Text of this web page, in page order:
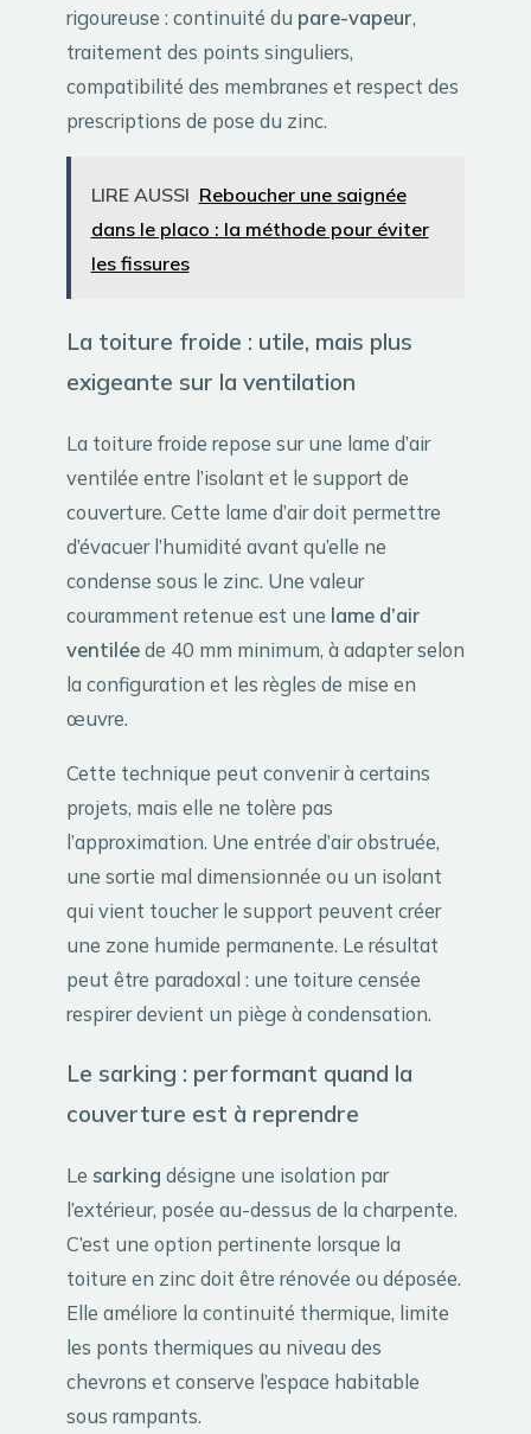
rigoureuse : continuité du pare-vapeur,
traitement des points singuliers,
compatibilité des membranes et respect des
prescriptions de pose du zinc.
LIRE AUSSI Reboucher une saignée
dans le placo : la méthode pour éviter
les fissures
La toiture froide : utile, mais plus
exigeante sur la ventilation
La toiture froide repose sur une lame d’air
ventilée entre l’isolant et le support de
couverture. Cette lame d’air doit permettre
d’évacuer l’humidité avant qu’elle ne
condense sous le zinc. Une valeur
couramment retenue est une lame d’air
ventiléede 40 mm minimum, à adapter selon
la configuration et les règles de mise en
œuvre.
Cette technique peut convenir à certains
projets, mais elle ne tolère pas
l’approximation. Une entrée d’air obstruée,
une sortie mal dimensionnée ou un isolant
qui vient toucher le support peuvent créer
une zone humide permanente. Le résultat
peut être paradoxal : une toiture censée
respirer devient un piège à condensation.
Le sarking : performant quand la
couverture est à reprendre
Le sarking désigne une isolation par
l’extérieur, posée au-dessus de la charpente.
C’est une option pertinente lorsque la
toiture en zinc doit être rénovée ou déposée.
Elle améliore la continuité thermique, limite
les ponts thermiques au niveau des
chevrons et conserve l’espace habitable
sous rampants.